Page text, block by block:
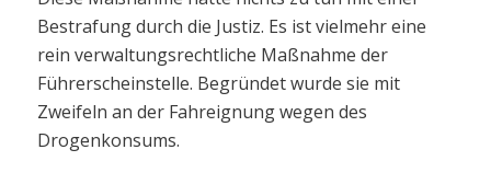
Bestrafung durch die Justiz. Es ist vielmehr eine
rein verwaltungsrechtliche Maßnahme der
Führerscheinstelle. Begründet wurde sie mit
Zweifeln an der Fahreignung wegen des
Drogenkonsums.